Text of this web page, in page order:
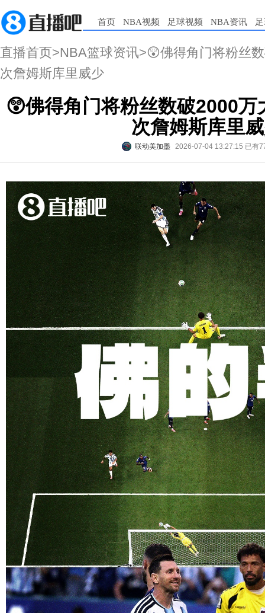
首页 NBA视频 足球视频 NBA资讯
直播首页>NBA篮球资讯>😲佛得角门将粉丝
次詹姆斯库里威少
😲佛得角门将粉丝数破2000万
次詹姆斯库里
联动美加墨 2026-07-04 13:27:15 已有